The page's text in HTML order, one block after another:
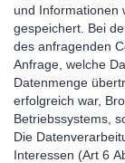
und Informationen
gespeichert. Bei
des anfragenden
Anfrage, welche
Datenmenge
erfolgreich war,
Betriebssystems,
Die
Interessen (Art 6